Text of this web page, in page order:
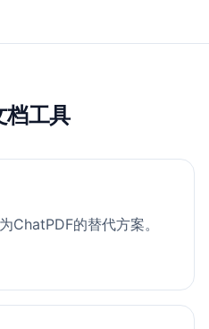
档工具
ChatPDF的替代方案。